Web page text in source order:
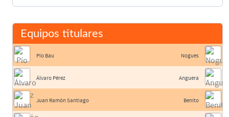
Equipos titulares
Pío Bau
Álvaro Pérez
Juan Ramón Santiago
Nogues
Anguera
Benito